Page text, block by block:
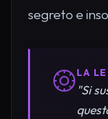
segreto e
LA
"Si